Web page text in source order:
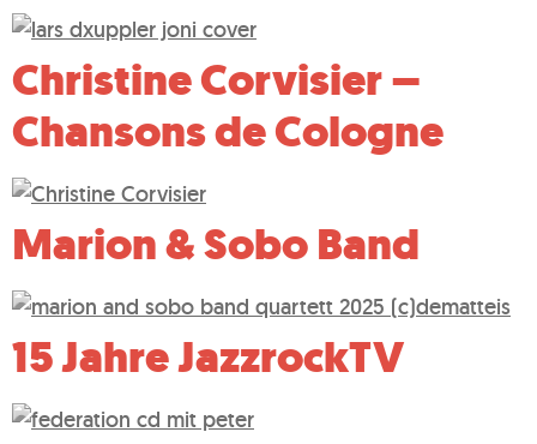
Christine Corvisier –
Chansons de Cologne
Marion & Sobo Band
15 Jahre JazzrockTV